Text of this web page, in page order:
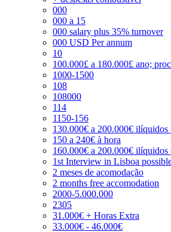
000
000 a 15
000 salary plus 35% turnover
000 USD Per annum
10
100.000£ a 180.000£ ano;
1000-1500
108
108000
114
1150-156
130.000€ a 200.000€ ilíquidos
150 a 240€ à hora
160.000€ a 200.000€ ilíquidos
1st Interview in Lisboa
2 meses de acomodação
2 months free accomodation
2000-5.000.000
2305
31.000€ + Horas Extra
33.000€ - 46.000€